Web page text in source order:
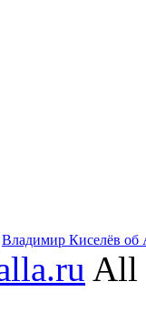
Владимир Киселёв об
All